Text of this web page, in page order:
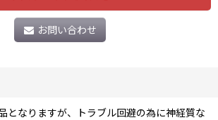
お問い合わせ
となりますが、トラブル回避の為に神経質な